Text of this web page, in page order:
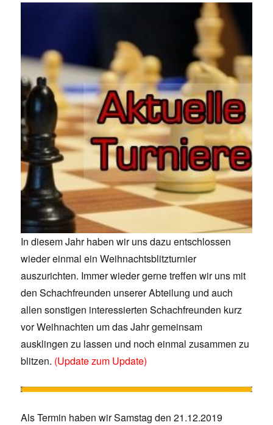
In diesem Jahr haben wir uns dazu entschlossen
wieder einmal ein Weihnachtsblitzturnier
auszurichten. Immer wieder gerne treffen wir uns mit
den Schachfreunden unserer Abteilung und auch
allen sonstigen interessierten Schachfreunden kurz
vor Weihnachten um das Jahr gemeinsam
ausklingen zu lassen und noch einmal zusammen zu
blitzen. (Update zum Update)
Als Termin haben wir Samstag den 21.12.2019